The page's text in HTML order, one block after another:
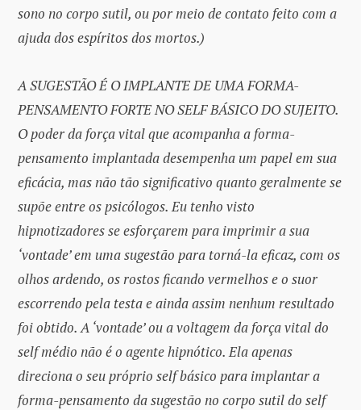
sono no corpo sutil, ou por meio de contato feito com a
ajuda dos espíritos dos mortos.)
A SUGESTÃO É O IMPLANTE DE UMA FORMA-
PENSAMENTO FORTE NO SELF BÁSICO DO SUJEITO.
O poder da força vital que acompanha a forma-
pensamento implantada desempenha um papel em sua
eficácia, mas não tão significativo quanto geralmente se
supõe entre os psicólogos. Eu tenho visto
hipnotizadores se esforçarem para imprimir a sua
‘vontade’ em uma sugestão para torná-la eficaz, com os
olhos ardendo, os rostos ficando vermelhos e o suor
escorrendo pela testa e ainda assim nenhum resultado
foi obtido. A ‘vontade’ ou a voltagem da força vital do
self médio não é o agente hipnótico. Ela apenas
direciona o seu próprio self básico para implantar a
forma-pensamento da sugestão no corpo sutil do self